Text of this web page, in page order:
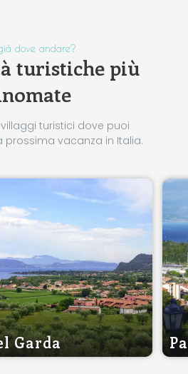
dove andare?
turistiche più
turistici dove puoi
prossima vacanza in Italia.
Garda